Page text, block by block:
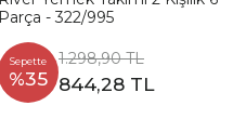
Parça - 322/995
Sepette
%35
1.298,90 TL
844,28 TL